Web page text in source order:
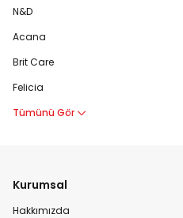
N&D
Acana
Brit Care
Felicia
Tümünü Gör
Kurumsal
Hakkımızda